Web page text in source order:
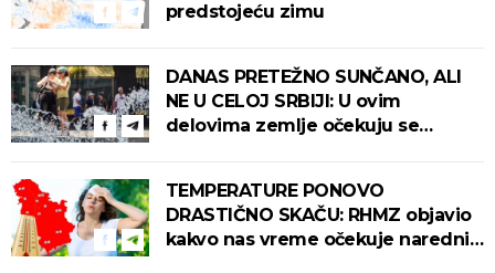
predstojeću zimu
DANAS PRETEŽNO SUNČANO, ALI
NE U CELOJ SRBIJI: U ovim
delovima zemlje očekuju se
TEMPERATURE PONOVO
DRASTIČNO SKAČU: RHMZ objavio
kakvo nas vreme očekuje narednih